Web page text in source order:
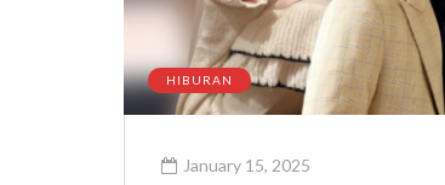
HIBURAN
January 15, 2025